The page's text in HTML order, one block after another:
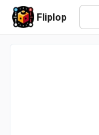
Fliplop